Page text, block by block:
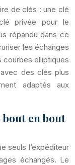
de clés : une clé
privée pour le
répandu dans ce
les échanges
courbes elliptiques
des clés plus
adaptés aux
en bout
seuls l’expéditeur
échangés. Le